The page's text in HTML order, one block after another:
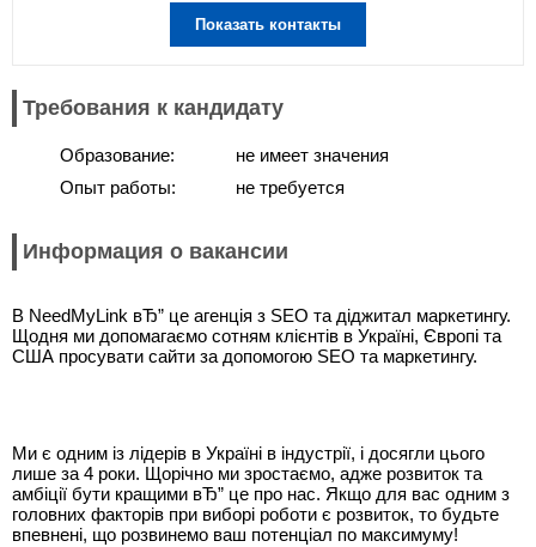
Показать контакты
Требования к кандидату
Образование:
Опыт работы:
не имеет значения
не требуется
Информация о вакансии
В NeedMyLink вЂ” це агенція з SEO та діджитал маркетингу.
Щодня ми допомагаємо сотням клієнтів в Україні, Європі та
США просувати сайти за допомогою SEO та маркетингу.
Ми є одним із лідерів в Україні в індустрії, і досягли цього
лише за 4 роки. Щорічно ми зростаємо, адже розвиток та
амбіції бути кращими вЂ” це про нас. Якщо для вас одним з
головних факторів при виборі роботи є розвиток, то будьте
впевнені, що розвинемо ваш потенціал по максимуму!